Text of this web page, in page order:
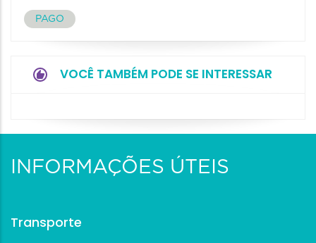
PAGO
VOCÊ TAMBÉM PODE SE INTERESSAR
INFORMAÇÕES ÚTEIS
Transporte